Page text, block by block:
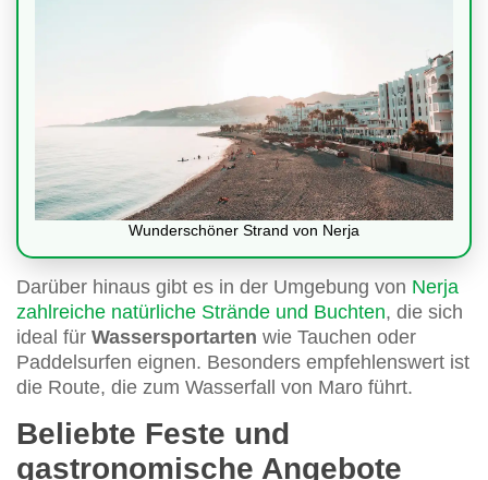
Wunderschöner Strand von Nerja
Darüber hinaus gibt es in der Umgebung von Nerja
zahlreiche natürliche Strände und Buchten, die sich
ideal für Wassersportarten wie Tauchen oder
Paddelsurfen eignen. Besonders empfehlenswert ist
die Route, die zum Wasserfall von Maro führt.
Beliebte Feste und
gastronomische Angebote